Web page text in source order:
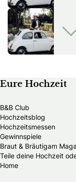
Eure Hochzeit
B&B Club
Hochzeitsblog
Hochzeitsmessen
Gewinnspiele
Braut & Bräutigam
Teile deine Hochzeit
Home